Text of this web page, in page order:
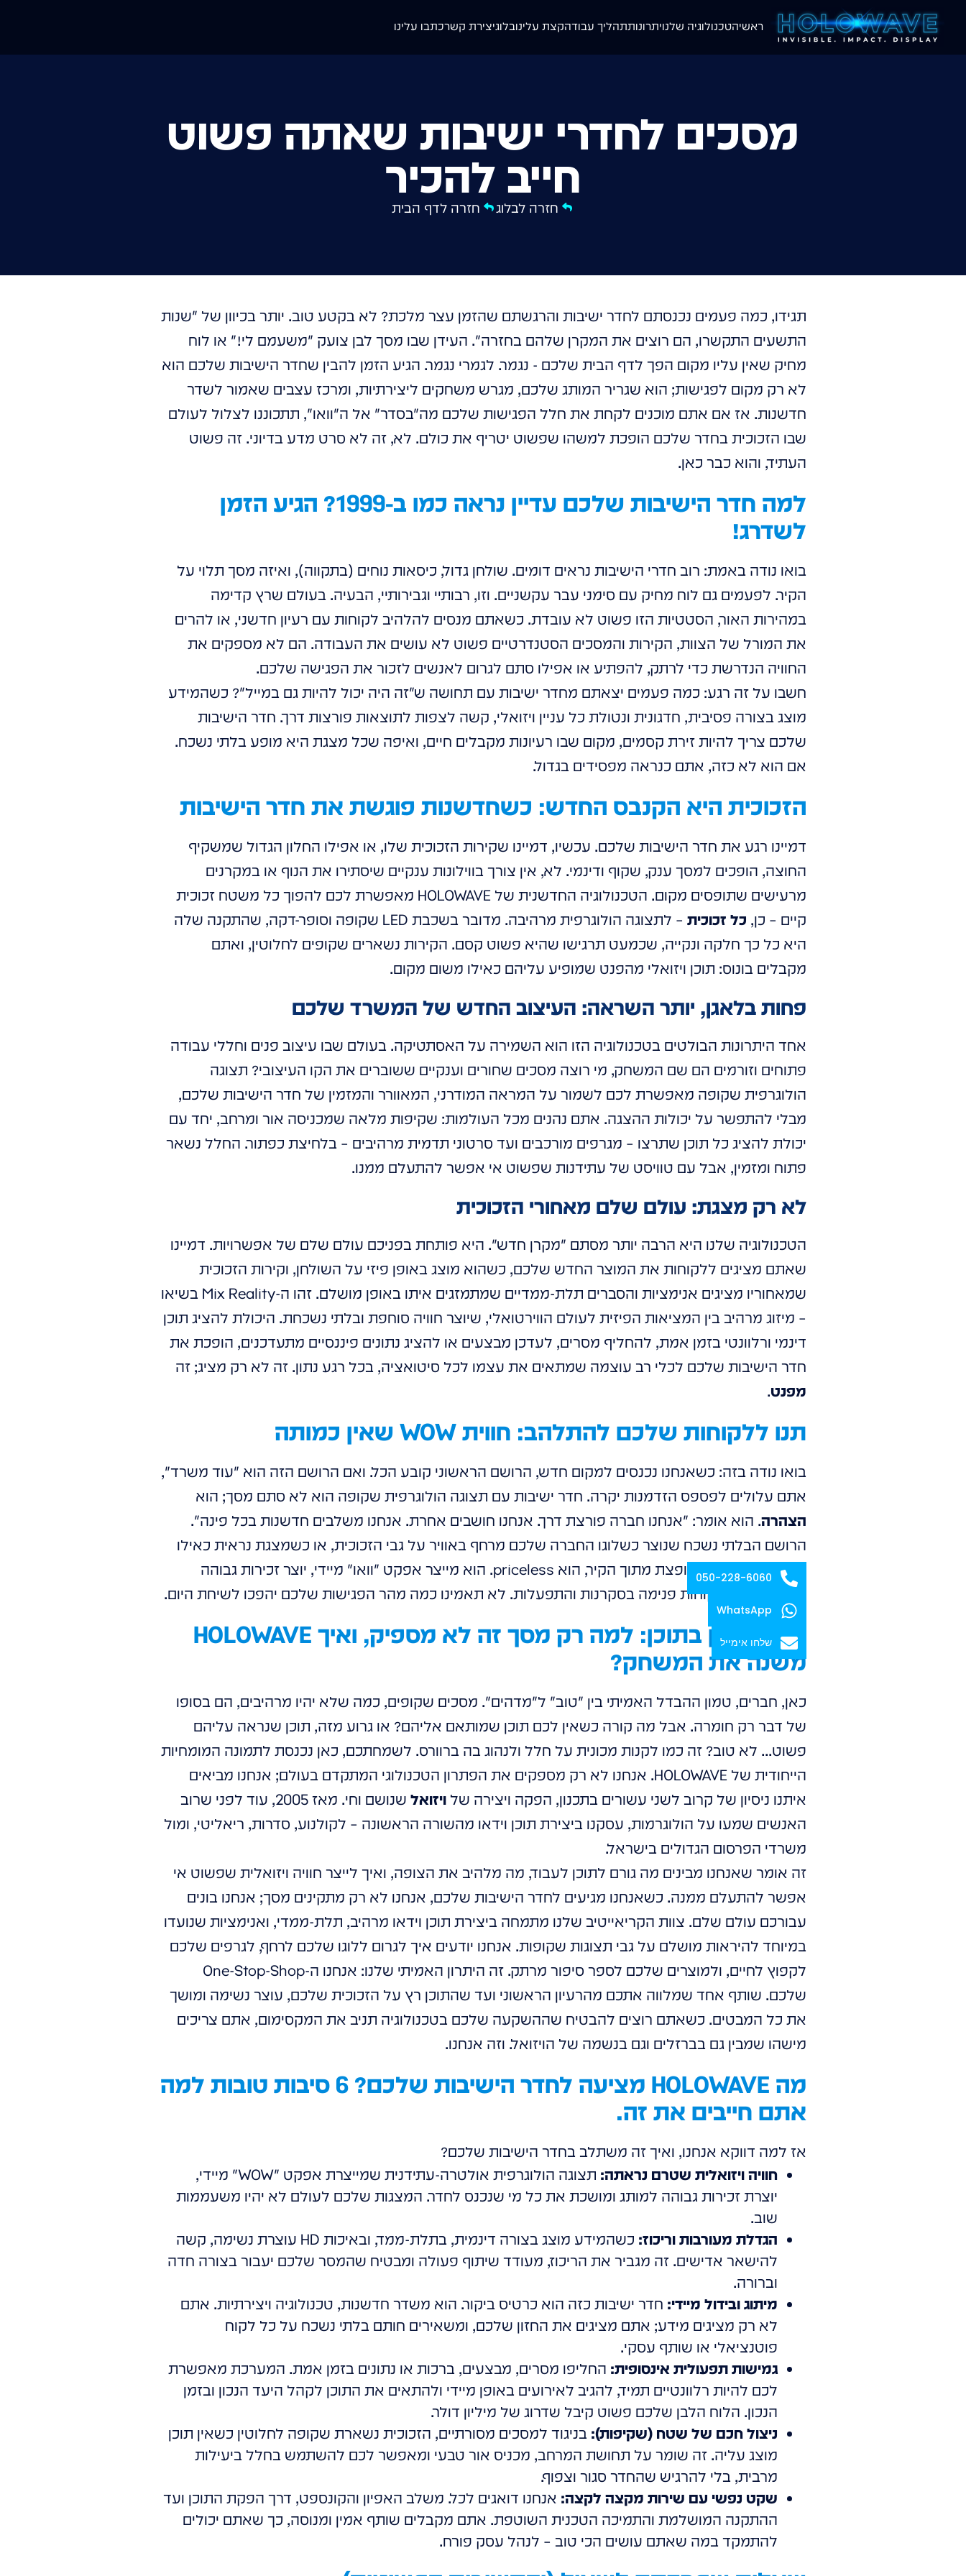
ראשיהטכנולוגיה שלנויתרונותתהליך עבודהקצת עלינובלוגיצירת קשרכתבו עלינו
מסכים לחדרי ישיבות שאתה פשוט
חייב להכיר
חזרה לבלוג חזרה לדף הבית
תגידו, כמה פעמים נכנסתם לחדר ישיבות והרגשתם שהזמן עצר מלכת? לא בקטע טוב. יותר בכיוון של "שנות
התשעים התקשרו, הם רוצים את המקרן שלהם בחזרה". העידן שבו מסך לבן צועק "משעמם לי!" או לוח
מחיק שאין עליו מקום הפך לדף הבית שלכם - נגמר. לגמרי נגמר. הגיע הזמן להבין שחדר הישיבות שלכם הוא
לא רק מקום לפגישות; הוא שגריר המותג שלכם, מגרש משחקים ליצירתיות, ומרכז עצבים שאמור לשדר
חדשנות. אז אם אתם מוכנים לקחת את חלל הפגישות שלכם מה"בסדר" אל ה"וואו", תתכוננו לצלול לעולם
שבו הזכוכית בחדר שלכם הופכת למשהו שפשוט יטריף את כולם. לא, זה לא סרט מדע בדיוני. זה פשוט
העתיד, והוא כבר כאן.
למה חדר הישיבות שלכם עדיין נראה כמו ב-1999? הגיע הזמן
לשדרג!
בואו נודה באמת: רוב חדרי הישיבות נראים דומים. שולחן גדול, כיסאות נוחים (בתקווה), ואיזה מסך תלוי על
הקיר. לפעמים גם לוח מחיק עם סימני עבר עקשניים. וזו, רבותיי וגבירותיי, הבעיה. בעולם שרץ קדימה
במהירות האור, הסטטיות הזו פשוט לא עובדת. כשאתם מנסים להלהיב לקוחות עם רעיון חדשני, או להרים
את המורל של הצוות, הקירות והמסכים הסטנדרטיים פשוט לא עושים את העבודה. הם לא מספקים את
החוויה הנדרשת כדי לרתק, להפתיע או אפילו סתם לגרום לאנשים לזכור את הפגישה שלכם.
חשבו על זה רגע: כמה פעמים יצאתם מחדר ישיבות עם תחושה ש"זה היה יכול להיות גם במייל"? כשהמידע
מוצג בצורה פסיבית, חדגונית ונטולת כל עניין ויזואלי, קשה לצפות לתוצאות פורצות דרך. חדר הישיבות
שלכם צריך להיות זירת קסמים, מקום שבו רעיונות מקבלים חיים, ואיפה שכל מצגת היא מופע בלתי נשכח.
אם הוא לא כזה, אתם כנראה מפסידים בגדול.
הזכוכית היא הקנבס החדש: כשחדשנות פוגשת את חדר הישיבות
דמיינו רגע את חדר הישיבות שלכם. עכשיו, דמיינו שקירות הזכוכית שלו, או אפילו החלון הגדול שמשקיף
החוצה, הופכים למסך ענק, שקוף ודינמי. לא, אין צורך בווילונות ענקיים שיסתירו את הנוף או במקרנים
מרעישים שתופסים מקום. הטכנולוגיה החדשנית של HOLOWAVE מאפשרת לכם להפוך כל משטח זכוכית
קיים – כן, כל זכוכית
– לתצוגה הולוגרפית מרהיבה. מדובר בשכבת LED שקופה וסופר-דקה, שהתקנה שלה
היא כל כך חלקה ונקייה, שכמעט תרגישו שהיא פשוט קסם. הקירות נשארים שקופים לחלוטין, ואתם
מקבלים בונוס: תוכן ויזואלי מהפנט שמופיע עליהם כאילו משום מקום.
פחות בלאגן, יותר השראה: העיצוב החדש של המשרד שלכם
אחד היתרונות הבולטים בטכנולוגיה הזו הוא השמירה על האסתטיקה. בעולם שבו עיצוב פנים וחללי עבודה
פתוחים וזורמים הם שם המשחק, מי רוצה מסכים שחורים וענקיים ששוברים את הקו העיצובי? תצוגה
הולוגרפית שקופה מאפשרת לכם לשמור על המראה המודרני, המאוורר והמזמין של חדר הישיבות שלכם,
מבלי להתפשר על יכולות ההצגה. אתם נהנים מכל העולמות: שקיפות מלאה שמכניסה אור ומרחב, יחד עם
יכולת להציג כל תוכן שתרצו – מגרפים מורכבים ועד סרטוני תדמית מרהיבים – בלחיצת כפתור. החלל נשאר
פתוח ומזמין, אבל עם טוויסט של עתידנות שפשוט אי אפשר להתעלם ממנו.
לא רק מצגת: עולם שלם מאחורי הזכוכית
הטכנולוגיה שלנו היא הרבה יותר מסתם "מקרן חדש". היא פותחת בפניכם עולם שלם של אפשרויות. דמיינו
שאתם מציגים ללקוחות את המוצר החדש שלכם, כשהוא מוצג באופן פיזי על השולחן, וקירות הזכוכית
שמאחוריו מציגים אנימציות והסברים תלת-ממדיים שמתמזגים איתו באופן מושלם. זהו ה-Mix Reality בשיאו
– מיזוג מרהיב בין המציאות הפיזית לעולם הווירטואלי, שיוצר חוויה סוחפת ובלתי נשכחת. היכולת להציג תוכן
דינמי ורלוונטי בזמן אמת, להחליף מסרים, לעדכן מבצעים או להציג נתונים פיננסיים מתעדכנים, הופכת את
חדר הישיבות שלכם לכלי רב עוצמה שמתאים את עצמו לכל סיטואציה, בכל רגע נתון. זה לא רק מציג; זה
מפנט.
תנו ללקוחות שלכם להתלהב: חווית WOW שאין כמותה
בואו נודה בזה: כשאנחנו נכנסים למקום חדש, הרושם הראשוני קובע הכל. ואם הרושם הזה הוא "עוד משרד",
אתם עלולים לפספס הזדמנות יקרה. חדר ישיבות עם תצוגה הולוגרפית שקופה הוא לא סתם מסך; הוא
הצהרה. הוא אומר: "אנחנו חברה פורצת דרך. אנחנו חושבים אחרת. אנחנו משלבים חדשנות בכל פינה".
הרושם הבלתי נשכח שנוצר כשלוגו החברה שלכם מרחף באוויר על גבי הזכוכית, או כשמצגת נראית כאילו
היא תלת-ממדית וקופצת מתוך הקיר, הוא priceless. הוא מייצר אפקט "וואו" מיידי, יוצר זכירות גבוהה
למותג ומושך לקוחות פנימה בסקרנות והתפעלות. לא תאמינו כמה מהר הפגישות שלכם יהפכו לשיחת היום.
הסוד טמון בתוכן: למה רק מסך זה לא מספיק, ואיך HOLOWAVE
משנה את המשחק?
כאן, חברים, טמון ההבדל האמיתי בין "טוב" ל"מדהים". מסכים שקופים, כמה שלא יהיו מרהיבים, הם בסופו
של דבר רק חומרה. אבל מה קורה כשאין לכם תוכן שמותאם אליהם? או גרוע מזה, תוכן שנראה עליהם
פשוט... לא טוב? זה כמו לקנות מכונית על חלל ולנהוג בה ברוורס. לשמחתכם, כאן נכנסת לתמונה המומחיות
הייחודית של HOLOWAVE. אנחנו לא רק מספקים את הפתרון הטכנולוגי המתקדם בעולם; אנחנו מביאים
איתנו ניסיון של קרוב לשני עשורים בתכנון, הפקה ויצירה של ויזואל
שנושם וחי. מאז 2005, עוד לפני שרוב
האנשים שמעו על הולוגרמות, עסקנו ביצירת תוכן וידאו מהשורה הראשונה – לקולנוע, סדרות, ריאליטי, ומול
משרדי הפרסום הגדולים בישראל.
זה אומר שאנחנו מבינים מה גורם לתוכן לעבוד, מה מלהיב את הצופה, ואיך לייצר חוויה ויזואלית שפשוט אי
אפשר להתעלם ממנה. כשאנחנו מגיעים לחדר הישיבות שלכם, אנחנו לא רק מתקינים מסך; אנחנו בונים
עבורכם עולם שלם. צוות הקריאייטיב שלנו מתמחה ביצירת תוכן וידאו מרהיב, תלת-ממדי, ואנימציות שנועדו
במיוחד להיראות מושלם על גבי תצוגות שקופות. אנחנו יודעים איך לגרום ללוגו שלכם לרחף, לגרפים שלכם
לקפוץ לחיים, ולמוצרים שלכם לספר סיפור מרתק. זה היתרון האמיתי שלנו: אנחנו ה-One-Stop-Shop
שלכם. שותף אחד שמלווה אתכם מהרעיון הראשוני ועד שהתוכן רץ על הזכוכית שלכם, עוצר נשימה ומושך
את כל המבטים. כשאתם רוצים להבטיח שההשקעה שלכם בטכנולוגיה תניב את המקסימום, אתם צריכים
מישהו שמבין גם בברזלים וגם בנשמה של הויזואל. וזה אנחנו.
מה HOLOWAVE מציעה לחדר הישיבות שלכם? 6 סיבות טובות למה
אתם חייבים את זה.
אז למה דווקא אנחנו, ואיך זה משתלב בחדר הישיבות שלכם?
חוויה ויזואלית שטרם נראתה:
תצוגה הולוגרפית אולטרה-עתידנית שמייצרת אפקט "WOW" מיידי,
יוצרת זכירות גבוהה למותג ומושכת את כל מי שנכנס לחדר. המצגות שלכם לעולם לא יהיו משעממות
שוב.
הגדלת מעורבות וריכוז:
כשהמידע מוצג בצורה דינמית, בתלת-ממד, ובאיכות HD עוצרת נשימה, קשה
להישאר אדישים. זה מגביר את הריכוז, מעודד שיתוף פעולה ומבטיח שהמסר שלכם יעבור בצורה חדה
וברורה.
מיתוג ובידול מיידי: חדר ישיבות כזה הוא כרטיס ביקור. הוא משדר חדשנות, טכנולוגיה ויצירתיות. אתם
לא רק מציגים מידע; אתם מציגים את החזון שלכם, ומשאירים חותם בלתי נשכח על כל לקוח
פוטנציאלי או שותף עסקי.
גמישות תפעולית אינסופית: החליפו מסרים, מבצעים, ברכות או נתונים בזמן אמת. המערכת מאפשרת
לכם להיות רלוונטיים תמיד, להגיב לאירועים באופן מיידי ולהתאים את התוכן לקהל היעד הנכון ובזמן
הנכון. הלוח הלבן שלכם פשוט קיבל שדרוג של מיליון דולר.
ניצול חכם של שטח (שקיפות): בניגוד למסכים מסורתיים, הזכוכית נשארת שקופה לחלוטין כשאין תוכן
מוצג עליה. זה שומר על תחושת המרחב, מכניס אור טבעי ומאפשר לכם להשתמש בחלל ביעילות
מרבית, בלי להרגיש שהחדר סגור וצפוף.
שקט נפשי עם שירות מקצה לקצה: אנחנו דואגים לכל. משלב האפיון והקונספט, דרך הפקת התוכן ועד
ההתקנה המושלמת והתמיכה הטכנית השוטפת. אתם מקבלים שותף אמין ומנוסה, כך שאתם יכולים
להתמקד במה שאתם עושים הכי טוב – לנהל עסק פורח.
050-228-6060
WhatsApp
שלחו אימייל